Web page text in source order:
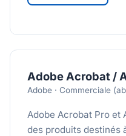
Adobe Acrobat /
Adobe · Commerciale
Adobe Acrobat Pro et
des produits destinés